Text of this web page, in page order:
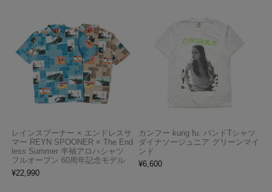
レインスプーナー × エンドレスサ
マー REYN SPOONER × The End
less Summer 半袖アロハシャツ
フルオープン 60周年記念モデル
¥22,990
カンフー kung fu. バンドTシャツ
ダイナソージュニア グリーンマイ
ンド
¥6,600